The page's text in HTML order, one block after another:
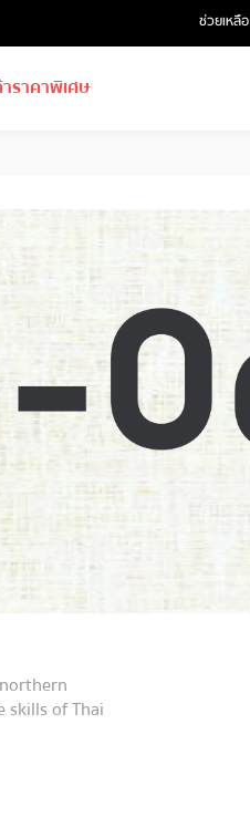
ช่วยเหลือ
ราคาพิเศษ
skills of Thai